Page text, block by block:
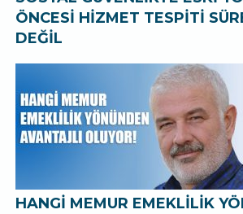
ÖNCESİ HİZMET TESPİTİ
DEĞİL
HANGİ MEMUR EMEKLİLİK